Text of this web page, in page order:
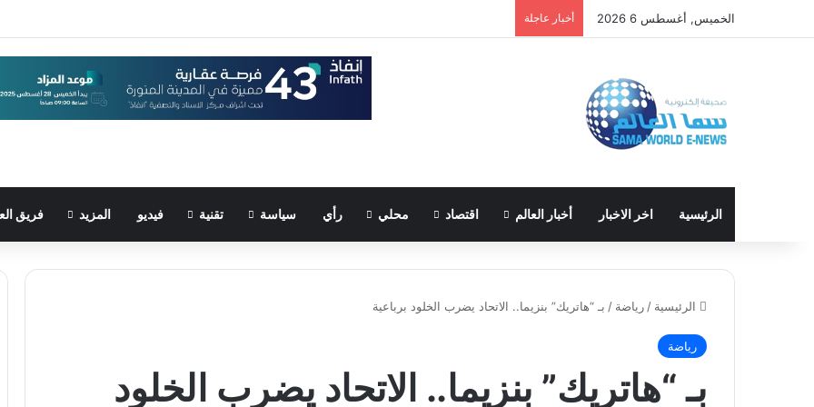
الخميس, أغسطس 6 2026 أخبار عاجلة
الرئيسية اخر الاخبار أخبار العالم اقتصاد محلي رأي سياسة تقنية فيديو المزيد فريق
الرئيسية / رياضة / بـ “هاتريك” بنزيما.. الاتحاد يضرب الخلود برباعية
رياضة
بـ “هاتريك” بنزيما.. الاتحاد يضرب الخلود